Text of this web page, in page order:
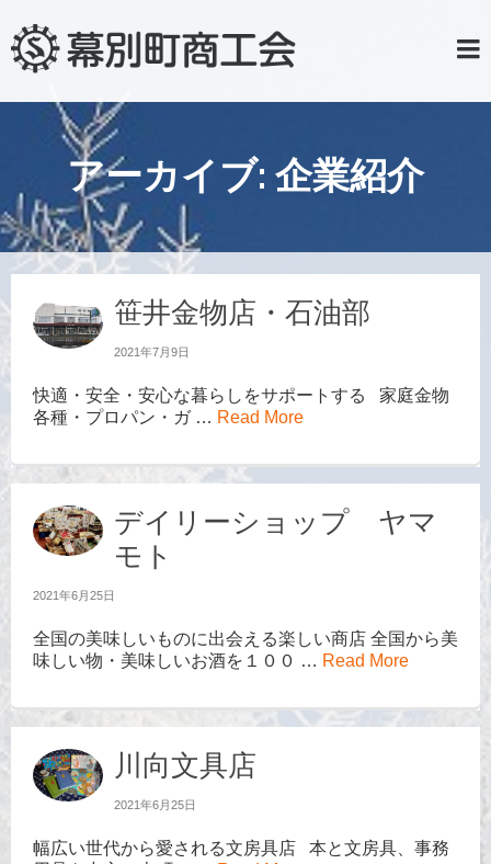
アーカイブ: 企業紹介
笹井金物店・石油部
2021年7月9日
快適・安全・安心な暮らしをサポートする 家庭金物
各種・プロパン・ガ … Read More
デイリーショップ ヤマ
モト
2021年6月25日
全国の美味しいものに出会える楽しい商店 全国から美
味しい物・美味しいお酒を１００ … Read More
川向文具店
2021年6月25日
幅広い世代から愛される文房具店 本と文房具、事務